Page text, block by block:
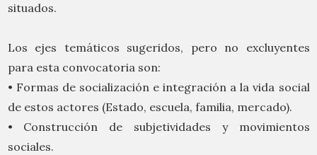
situados.
Los ejes temáticos sugeridos, pero no excluyentes
para esta convocatoria son:
• Formas de socialización e integración a la vida social
de estos actores (Estado, escuela, familia, mercado).
• Construcción de subjetividades y movimientos
sociales.